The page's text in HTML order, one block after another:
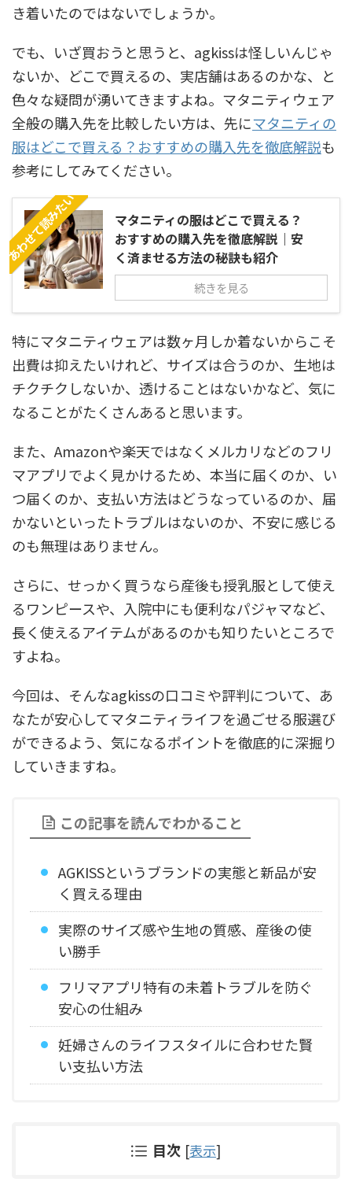
き着いたのではないでしょうか。
でも、いざ買おうと思うと、agkissは怪しいんじゃ
ないか、どこで買えるの、実店舗はあるのかな、と
色々な疑問が湧いてきますよね。マタニティウェア
全般の購入先を比較したい方は、先にマタニティの
服はどこで買える？おすすめの購入先を徹底解説も
参考にしてみてください。
あわせて読みたい
マタニティの服はどこで買える？
おすすめの購入先を徹底解説｜安
く済ませる方法の秘訣も紹介
続きを見る
特にマタニティウェアは数ヶ月しか着ないからこそ
出費は抑えたいけれど、サイズは合うのか、生地は
チクチクしないか、透けることはないかなど、気に
なることがたくさんあると思います。
また、Amazonや楽天ではなくメルカリなどのフリ
マアプリでよく見かけるため、本当に届くのか、い
つ届くのか、支払い方法はどうなっているのか、届
かないといったトラブルはないのか、不安に感じる
のも無理はありません。
さらに、せっかく買うなら産後も授乳服として使え
るワンピースや、入院中にも便利なパジャマなど、
長く使えるアイテムがあるのかも知りたいところで
すよね。
今回は、そんなagkissの口コミや評判について、あ
なたが安心してマタニティライフを過ごせる服選び
ができるよう、気になるポイントを徹底的に深掘り
していきますね。
この記事を読んでわかること
AGKISSというブランドの実態と新品が安
く買える理由
実際のサイズ感や生地の質感、産後の使
い勝手
フリマアプリ特有の未着トラブルを防ぐ
安心の仕組み
妊婦さんのライフスタイルに合わせた賢
い支払い方法
目次 [表示]